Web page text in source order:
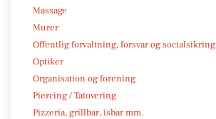
Massage
Murer
Offentlig forvaltning, forsvar og socialsikring
Optiker
Organisation og forening
Piercing / Tatovering
Pizzeria, grillbar, isbar mm.